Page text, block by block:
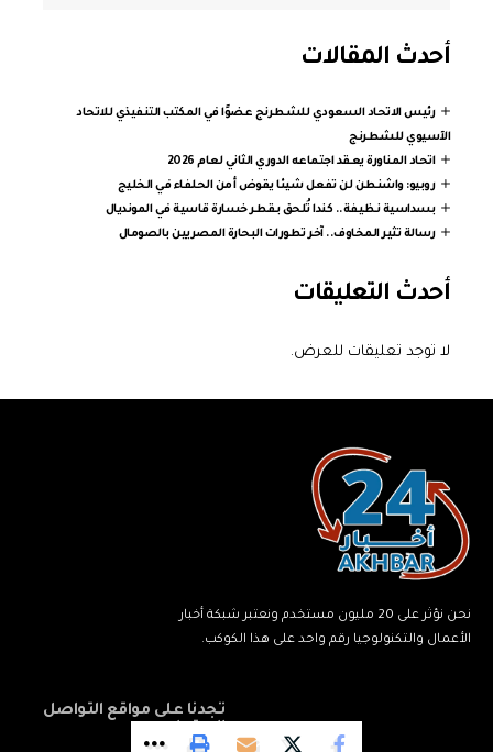
أحدث المقالات
رئيس الاتحاد السعودي للشطرنج عضوًا في المكتب التنفيذي للاتحاد
الآسيوي للشطرنج
اتحاد المناورة يعقد اجتماعه الدوري الثاني لعام 2026
روبيو: واشنطن لن تفعل شيئا يقوض أمن الحلفاء في الخليج
بسداسية نظيفة.. كندا تُلحق بقطر خسارة قاسية في المونديال
رسالة تثير المخاوف.. آخر تطورات البحارة المصريين بالصومال
أحدث التعليقات
لا توجد تعليقات للعرض.
نحن نؤثر على 20 مليون مستخدم ونعتبر شبكة أخبار
الأعمال والتكنولوجيا رقم واحد على هذا الكوكب.
تجدنا على مواقع التواصل